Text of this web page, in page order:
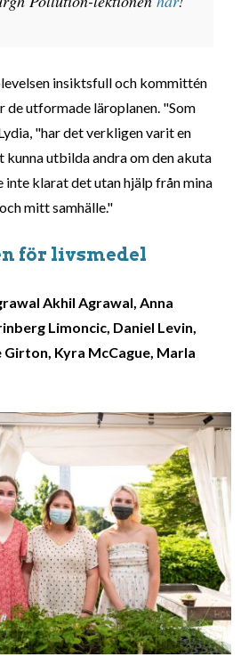
insiktsfull och kommittén
de utformade läroplanen. "Som
"har det verkligen varit en
kunna utbilda andra om den akuta
inte klarat det utan hjälp från mina
mitt samhälle."
för livsmedel
Akhil Agrawal, Anna
Limoncic, Daniel Levin,
Girton, Kyra McCague, Marla